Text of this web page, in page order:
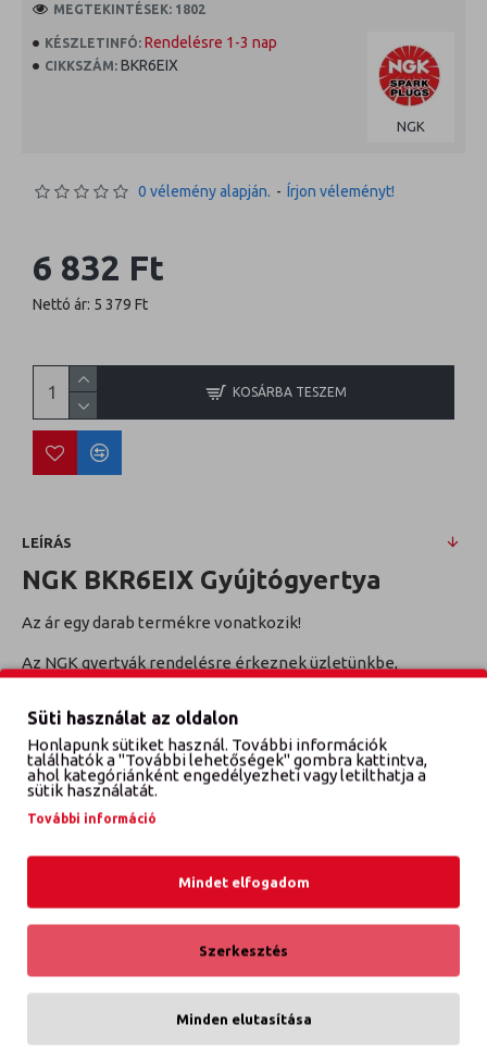
KÉSZLETINFÓ: Rendelésre 1-3 nap
CIKKSZÁM: BKR6EIX
NGK
MEGTEKINTÉSEK: 1802
0 vélemény alapján. - Írjon véleményt!
6 832 Ft
Nettó ár: 5 379 Ft
KOSÁRBA TESZEM
LEÍRÁS
NGK BKR6EIX Gyújtógyertya
Az ár egy darab termékre vonatkozik!
Az NGK gyertyák rendelésre érkeznek üzletünkbe,
következő munkanapon.
TECDOC Cikkszám: 6418
Süti használat az oldalon
Honlapunk sütiket használ. További információk
találhatók a "További lehetőségek" gombra kattintva,
ahol kategóriánként engedélyezheti vagy letilthatja a
sütik használatát.
További információ
Mindet elfogadom
Szerkesztés
Minden elutasítása